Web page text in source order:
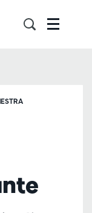
Menu